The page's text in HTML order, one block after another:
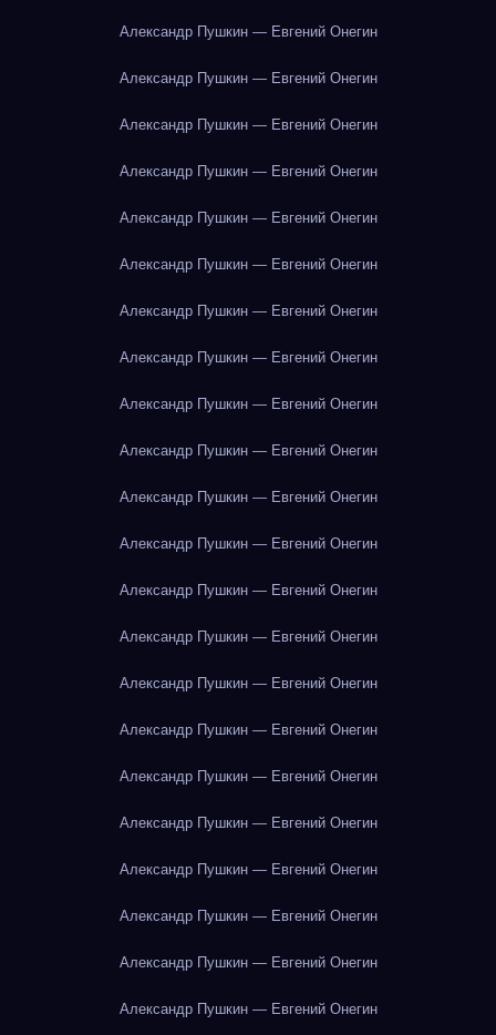
Александр Пушкин — Евгений Онегин
Александр Пушкин — Евгений Онегин
Александр Пушкин — Евгений Онегин
Александр Пушкин — Евгений Онегин
Александр Пушкин — Евгений Онегин
Александр Пушкин — Евгений Онегин
Александр Пушкин — Евгений Онегин
Александр Пушкин — Евгений Онегин
Александр Пушкин — Евгений Онегин
Александр Пушкин — Евгений Онегин
Александр Пушкин — Евгений Онегин
Александр Пушкин — Евгений Онегин
Александр Пушкин — Евгений Онегин
Александр Пушкин — Евгений Онегин
Александр Пушкин — Евгений Онегин
Александр Пушкин — Евгений Онегин
Александр Пушкин — Евгений Онегин
Александр Пушкин — Евгений Онегин
Александр Пушкин — Евгений Онегин
Александр Пушкин — Евгений Онегин
Александр Пушкин — Евгений Онегин
Александр Пушкин — Евгений Онегин